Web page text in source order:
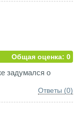
Общая оценка: 0
задумался о
Ответы (0)